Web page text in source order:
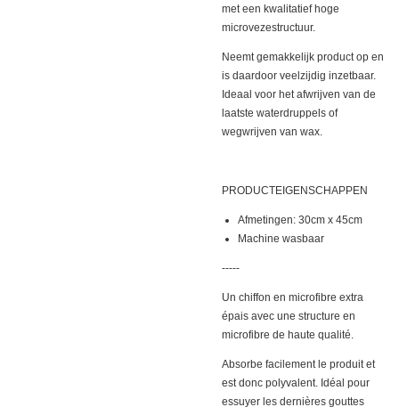
met een kwalitatief hoge
microvezestructuur.
Neemt gemakkelijk product op en
is daardoor veelzijdig inzetbaar.
Ideaal voor het afwrijven van de
laatste waterdruppels of
wegwrijven van wax.
PRODUCTEIGENSCHAPPEN
Afmetingen: 30cm x 45cm
Machine wasbaar
-----
Un chiffon en microfibre extra
épais avec une structure en
microfibre de haute qualité.
Absorbe facilement le produit et
est donc polyvalent. Idéal pour
essuyer les dernières gouttes